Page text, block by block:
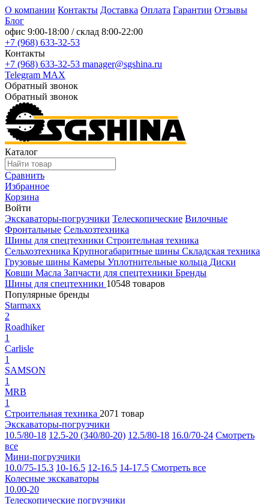
О компании Контакты Доставка Оплата Гарантии Отзывы
Блог
офис 9:00-18:00 / склад 8:00-22:00
+7 (968) 633-32-53
Контакты
+7 (968) 633-32-53 manager@sgshina.ru
Telegram MAX
Обратный звонок
Обратный звонок
Каталог
Сравнить
Избранное
Корзина
Войти
Экскаваторы-погрузчики Телескопические Вилочные
Фронтальные Сельхозтехника
Шины для спецтехники Строительная техника
Сельхозтехника Крупногабаритные шины Складская техника
Грузовые шины Камеры Уплотнительные кольца Диски
Ковши Масла Запчасти для спецтехники Бренды
Шины для спецтехники 10548 товаров
Популярные бренды
Starmaxx
2
Roadhiker
1
Carlisle
1
SAMSON
1
MRB
1
Строительная техника 2071 товар
Экскаваторы-погрузчики
10.5/80-18 12.5-20 (340/80-20) 12.5/80-18 16.0/70-24 Смотреть
все
Мини-погрузчики
10.0/75-15.3 10-16.5 12-16.5 14-17.5 Смотреть все
Колесные экскаваторы
10.00-20
Телескопические погрузчики